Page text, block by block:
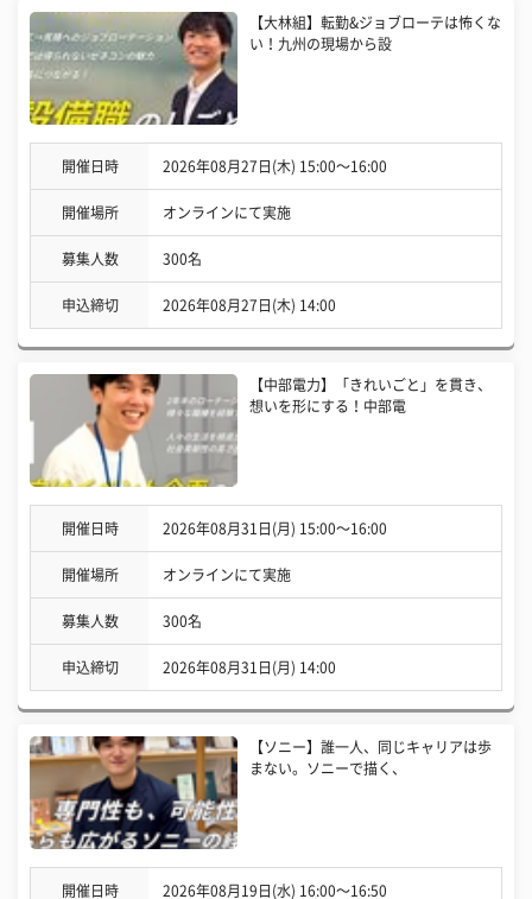
【大林組】転勤&ジョブローテは怖くな
い！九州の現場から設
開催日時 2026年08月27日(木) 15:00〜16:00
開催場所 オンラインにて実施
募集人数 300名
申込締切 2026年08月27日(木) 14:00
【中部電力】「きれいごと」を貫き、
想いを形にする！中部電
開催日時 2026年08月31日(月) 15:00〜16:00
開催場所 オンラインにて実施
募集人数 300名
申込締切 2026年08月31日(月) 14:00
【ソニー】誰一人、同じキャリアは歩
まない。ソニーで描く、
開催日時 2026年08月19日(水) 16:00〜16:50